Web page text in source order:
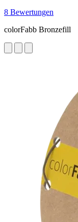
8 Bewertungen
colorFabb Bronzefill